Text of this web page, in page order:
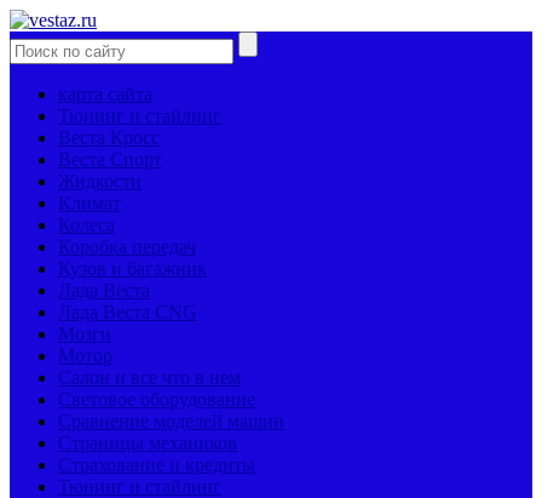
карта сайта
Тюнинг и стайлинг
Веста Кросс
Веста Спорт
Жидкости
Климат
Колеса
Коробка передач
Кузов и багажник
Лада Веста
Лада Веста CNG
Мозги
Мотор
Салон и все что в нем
Световое оборудование
Сравнение моделей машин
Страницы механиков
Страхование и кредиты
Тюнинг и стайлинг